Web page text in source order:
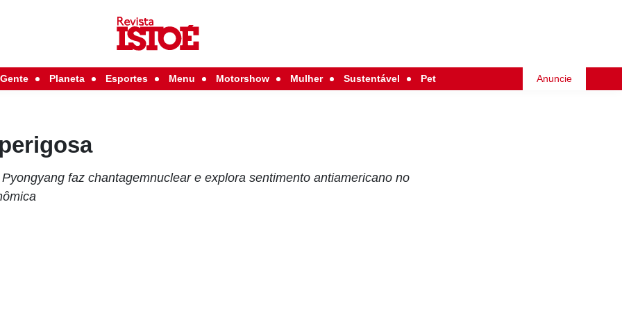
Gente Planeta Esportes Menu Motorshow Mulher Sustentável Pet Anuncie
faz chantagemnuclear e explora sentimento antiamericano no